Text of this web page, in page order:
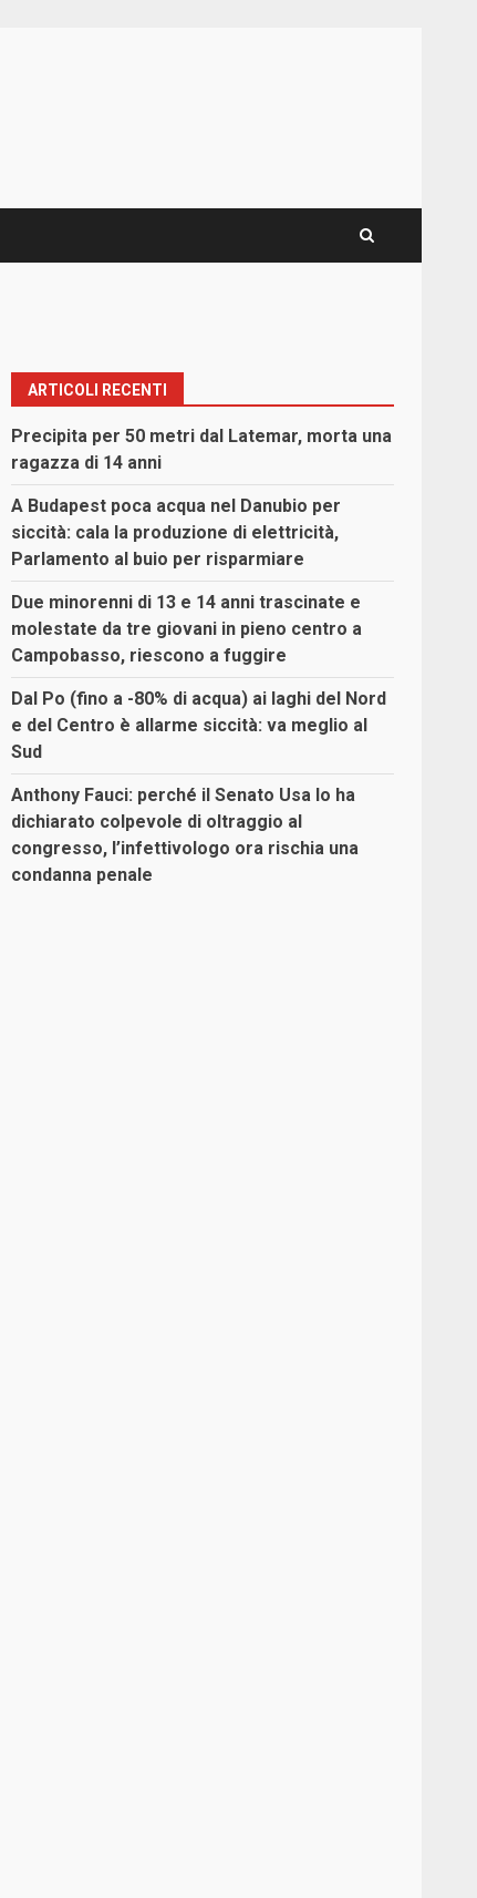
ARTICOLI RECENTI
Precipita per 50 metri dal Latemar, morta una
ragazza di 14 anni
A Budapest poca acqua nel Danubio per
siccità: cala la produzione di elettricità,
Parlamento al buio per risparmiare
Due minorenni di 13 e 14 anni trascinate e
molestate da tre giovani in pieno centro a
Campobasso, riescono a fuggire
Dal Po (fino a -80% di acqua) ai laghi del Nord
e del Centro è allarme siccità: va meglio al
Sud
Anthony Fauci: perché il Senato Usa lo ha
dichiarato colpevole di oltraggio al
congresso, l’infettivologo ora rischia una
condanna penale